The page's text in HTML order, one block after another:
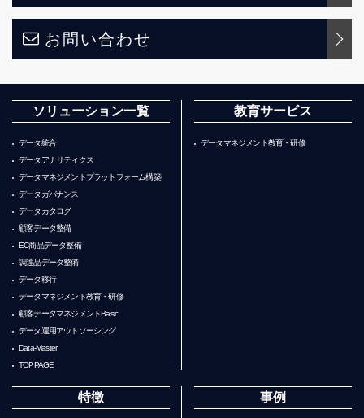
お問い合わせ
ソリューション一覧
データ統合
データアナリティクス
データマネジメントプラットフォーム構築
データガバナンス
データカタログ
顧客データ整備
EC商品データ整備
調達品データ整備
データ移行
データマネジメント教育・研修
顧客データマネジメントBasic
データ運用アウトソーシング
Data-Master
TOPPAGE
教育サービス
データマネジメント教育・研修
特徴 事例